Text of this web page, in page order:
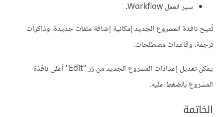
سير العمل Workflow.
تُتيح نافذة المشروع الجديد إمكانية إضافة ملفات جديدة، وذاكرات
ترجمة، وقاعدات مصطلحات.
يمكن تعديل إعدادات المشروع الجديد من زر "Edit" أعلى نافذة
المشروع بالضغط عليه.
الخاتمة